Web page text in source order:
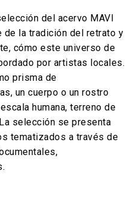
del acervo MAVI
de la tradición del retrato y
cómo este universo de
por artistas locales.
prisma de
un cuerpo o un rostro
humana, terreno de
selección se presenta
tematizados a través de